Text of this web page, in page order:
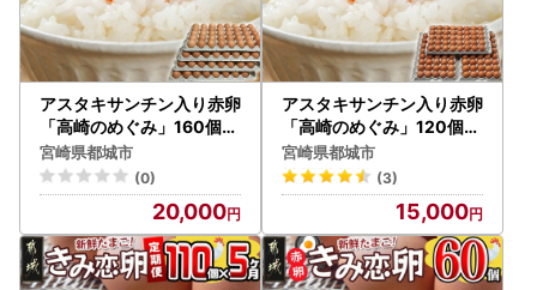
アスタキサンチン入り赤卵
「高崎のめぐみ」160個〔
AC-68-001-160〕_(都城
市) 高崎のめぐみ 赤卵 ア
スタキサンチン L～M 160
個 たまごかけご飯 卵料理
お菓子作り
宮崎県都城市
(0)
20,000
アスタキサンチン入り赤卵
「高崎のめぐみ」120個〔
MJ-68-001-120〕_(都城
市) 赤卵 L玉～M玉 120個
重量約7kg アスタキサンチ
ン入り 新鮮たまご 玉子焼
き 化粧箱入り
宮崎県都城市
(3)
15,000